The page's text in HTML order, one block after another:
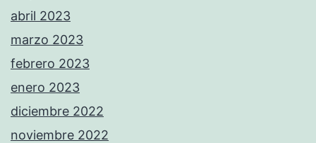
abril 2023
marzo 2023
febrero 2023
enero 2023
diciembre 2022
noviembre 2022